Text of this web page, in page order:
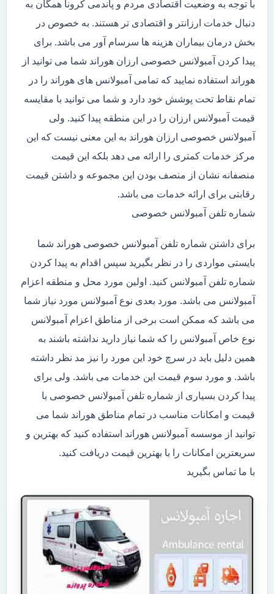
با توجه به وضعیت اقتصادی مردم و پاندمی کرونا همگان به
دنبال خدمات ارزانتر و اقتصادی تر هستند. به خصوص در
بخش درمان بیماران هزینه ها سرسام آور می باشد. برای
پیدا کردن آمبولانس خصوصی ارزان هوراند شما می توانید از
هوراند استفاده نمایید که تمامی آمبولانس های هوراند را در
تمام نقاط تحت پوشش خود دارد و شما می توانید با مقایسه
قیمت آمبولانس ارزان را در این منطقه پیدا کنید. ولی
آمبولانس خصوصی ارزان هوراند به این معنی نیست که این
مرکز خدمات کمتری را ارائه می دهد بلکه این قیمت
منصفانه نشان از منصف بودن این مجموعه و داشتن قیمت
رقابتی برای ارائه خدمات می باشد.
شماره تلفن آمبولانس خصوصی
برای داشتن شماره تلفن آمبولانس خصوصی هوراند شما
بایستی مواردی را در نظر بگیرید سپس اقدام به پیدا کردن
شماره تلفن آمبولانس کنید. اولین مورد محل و منطقه اعزام
آمبولانس می باشد. مورد بعدی نوع آمبولانس مورد نیاز شما
می باشد که ممکن است برخی از مناطق اعزام آمبولانس
نوع خاص آمبولانس را که شما نیاز دارید نداشته باشند به
همین دلیل باید در سرچ خود این مورد را نیز مد نظر داشته
باشد. و مورد سوم قیمت این خدمات می باشد. ولی برای
پیدا کردن بسیاری از شماره تلفن آمبولانس خصوصی با
قیمت و امکانات مناسب در تمام مناطق هوراند شما می
توانید از موسسه آمبولانس هوراند استفاده کنید که بهترین و
سریعترین امکانات را با بهترین قیمت دریافت کنید.
با ما تماس بگیرید